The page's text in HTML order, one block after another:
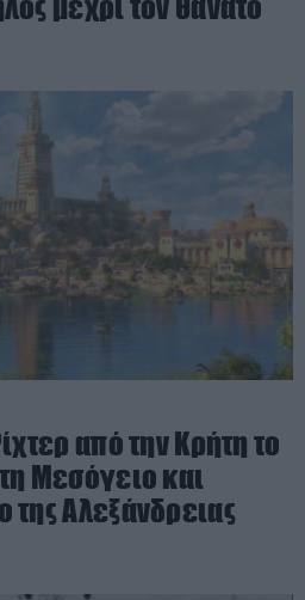
από την Κρήτη το
Μεσόγειο και
Αλεξάνδρειας